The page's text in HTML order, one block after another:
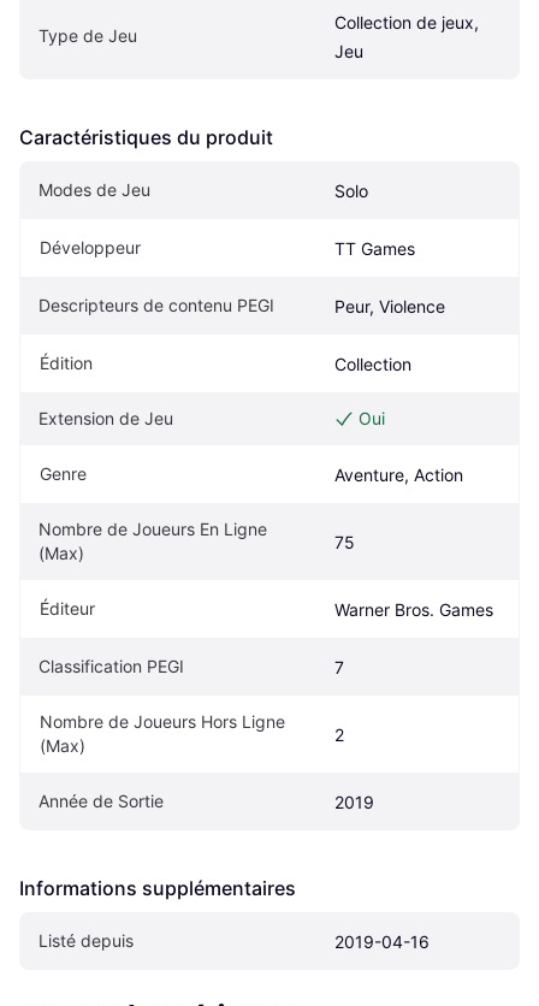
Type de Jeu
Collection de jeux,
Jeu
Caractéristiques du produit
Modes de Jeu Solo
Développeur TT Games
Descripteurs de contenu PEGI Peur, Violence
Édition Collection
Extension de Jeu Oui
Genre Aventure, Action
Nombre de Joueurs En Ligne
(Max)
75
Éditeur Warner Bros. Games
Classification PEGI 7
Nombre de Joueurs Hors Ligne
(Max)
2
Année de Sortie 2019
Informations supplémentaires
Listé depuis 2019-04-16